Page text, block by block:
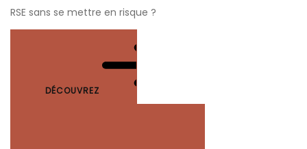
RSE sans se mettre en risque ?
DÉCOUVREZ